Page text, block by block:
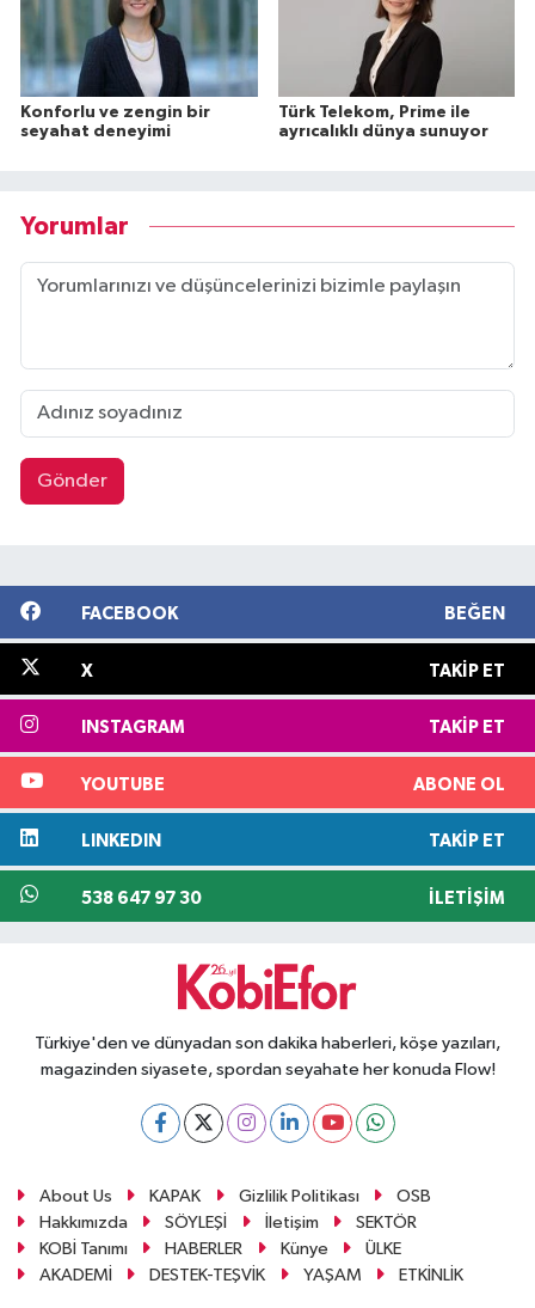
Konforlu ve zengin bir
seyahat deneyimi
Türk Telekom, Prime ile
ayrıcalıklı dünya sunuyor
Yorumlar
Gönder
FACEBOOK BEĞEN
X TAKIP ET
INSTAGRAM TAKIP ET
YOUTUBE ABONE OL
LINKEDIN TAKIP ET
538 647 97 30 İLETIŞIM
Türkiye'den ve dünyadan son dakika haberleri, köşe yazıları,
magazinden siyasete, spordan seyahate her konuda Flow!
About Us KAPAK Gizlilik Politikası
OSB
Hakkımızda
SÖYLEŞİ İletişim
SEKTÖR
KOBİ Tanımı
HABERLER Künye
ÜLKE
AKADEMİ
DESTEK-TEŞVİK YAŞAM ETKİNLİK